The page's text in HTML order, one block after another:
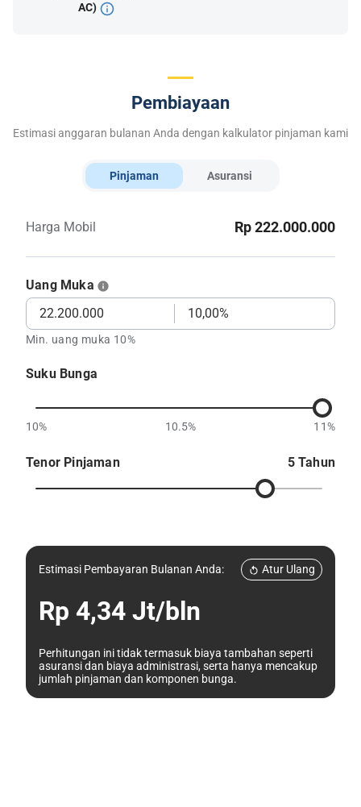
AC)
Pembiayaan
Estimasi anggaran bulanan Anda dengan kalkulator pinjaman kami
Pinjaman Asuransi
Harga Mobil Rp 222.000.000
Uang Muka
Min. uang muka 10%
Suku Bunga
10% 10.5% 11%
Tenor Pinjaman 5 Tahun
Estimasi Pembayaran Bulanan Anda: Atur Ulang
Rp 4,34 Jt/bln
Perhitungan ini tidak termasuk biaya tambahan seperti
asuransi dan biaya administrasi, serta hanya mencakup
jumlah pinjaman dan komponen bunga.